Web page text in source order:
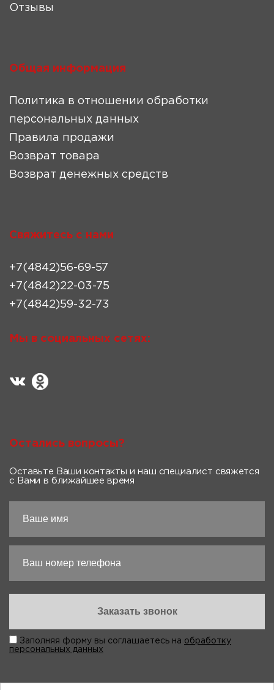
Отзывы
Общая информация
Политика в отношении обработки
персональных данных
Правила продажи
Возврат товара
Возврат денежных средств
Свяжитесь с нами
+7(4842)56-69-57
+7(4842)22-03-75
+7(4842)59-32-73
Мы в социальных сетях:
Остались вопросы?
Оставьте Ваши контакты и наш специалист свяжется
с Вами в ближайшее время
Заполняя форму вы соглашаетесь на обработку
персональных данных